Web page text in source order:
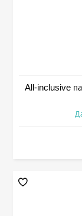
All-inclusive